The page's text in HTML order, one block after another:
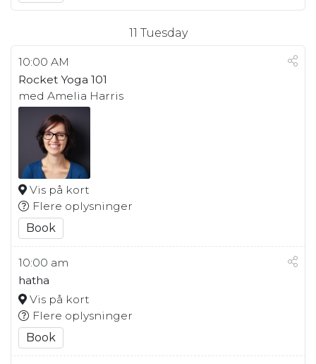
11 Tuesday
10:00 AM
Rocket Yoga 101
med Amelia Harris
Vis på kort
Flere oplysninger
Book
10:00 am
hatha
Vis på kort
Flere oplysninger
Book